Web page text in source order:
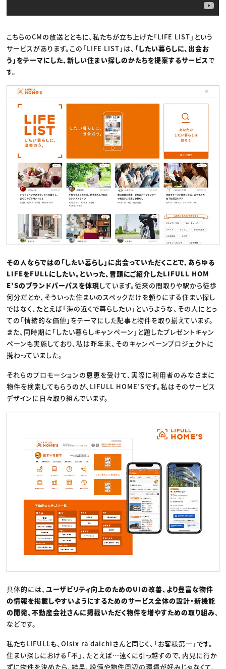
こちらのCMの放送とともに、私たちが立ち上げた「LIFE LIST」という
サービスがあります。この「LIFE LIST」は、 「したい暮らしに、出会お
う」をテーマにした、新しい住まい探しのかたちを提案するサービスで
す。
その人ならではの「したい暮らし」に出会っていただくことで、あらゆる
LIFEをFULLにしたい。といった、冒頭にご紹介したLIFULL HOM
E’Sのブランドパーパスを体現しています。従来の間取りや駅から徒歩
何分だとか、そういった住まいのスペックだけを頼りにする住まい探し
ではなく、たとえば「海の近くで暮らしたい」というような、その人にとっ
ての「情緒的な価値」をテーマにした記事と物件を取り揃えています。
また、同時期に「したい暮らしキャンペーン」と題したプレゼントキャン
ペーンも実施しており、私は昨年末、そのキャンペーンプロジェクトに
携わっていました。
それらのプロモーションの恩恵を受けて、実際に利用者のみなさまに
物件を検索してもらうのが、LIFULL HOME’Sです。私はそのサービス
デザインに日々取り組んでいます。
具体的には、ユーザビリティ向上のためのUIの改善、より豊富な物件
の情報を掲載しやすいようにするためのサービス全体の設計・新機能
の開発、不動産会社さんに掲載いただく物件を増やすための取り組み、
などです。
私たちLIFULLも、OIsix ra daichiさんと同じく、「お客様第一」です。
住まい探しにおける「不」、たとえば…遠くに引っ越すので、内見に行か
ずに物件を決めたら、結果、設備や物件周辺の環境が好みじゃなくて、